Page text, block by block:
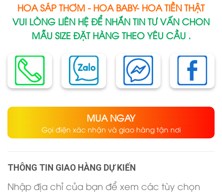
HOA SÁP THƠM - HOA BABY- HOA TIỀN THẬT
VUI LÒNG LIÊN HỆ ĐỂ NHẮN TIN TƯ VẤN CHON
MẪU SIZE ĐẶT HÀNG THEO YÊU CẦU .
MUA NGAY
Gọi điện xác nhận và giao hàng tận nơi
THÔNG TIN GIAO HÀNG DỰ KIẾN
Nhập địa chỉ của bạn để xem các tùy chọn